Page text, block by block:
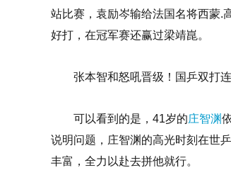
站比赛，袁励岑输给法国名将西蒙.
好打，在冠军赛还赢过梁靖崑。
张本智和怒吼晋级！国乒双打
可以看到的是，41岁的庄智渊
说明问题，庄智渊的高光时刻在世
丰富，全力以赴去拼他就行。